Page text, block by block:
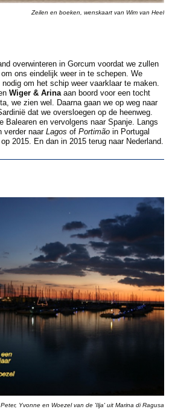
Zeilen en boeken, wenskaart van Wim van Heel
overwinteren in Gorcum voordat we zullen
ons eindelijk weer in te schepen. We
nodig om het schip weer vaarklaar te maken.
Wiger & Arinaaan boord voor een tocht
we zien wel. Daarna gaan we op weg naar
dat we oversloegen op de heenweg.
Balearen en vervolgens naar Spanje. Langs
verder naarLagos of Portimãoin Portugal
2015. En dan in 2015 terug naar Nederland.
Yvonne en Woezel van de 'Ilja' uit Marina di Ragusa